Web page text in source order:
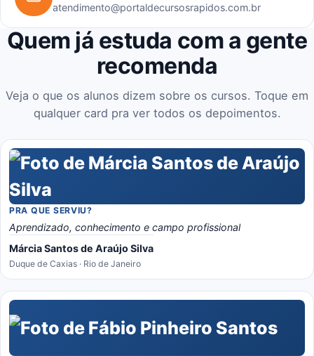
atendimento@portaldecursosrapidos.com.br
Quem já estuda com a gente
recomenda
Veja o que os alunos dizem sobre os cursos. Toque em
qualquer card pra ver todos os depoimentos.
PRA QUE SERVIU?
Aprendizado, conhecimento e campo profissional
Márcia Santos de Araújo Silva
Duque de Caxias · Rio de Janeiro